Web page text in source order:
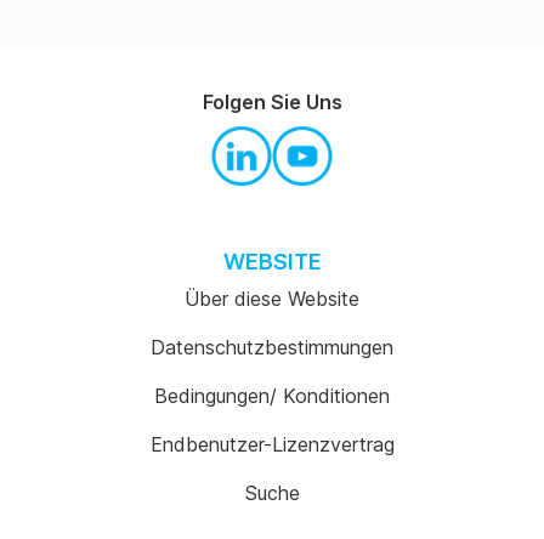
WEBSITE
Über diese Website
Datenschutzbestimmungen
Bedingungen/ Konditionen
Endbenutzer-Lizenzvertrag
Suche
Folgen Sie Uns